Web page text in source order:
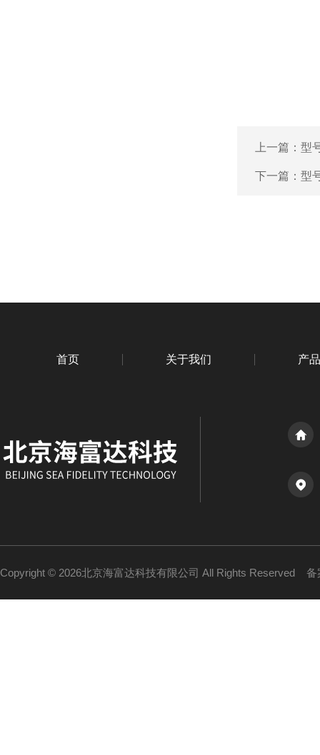
上一篇： 型
下一篇： 型
首页 关于我们 产
Copyright © 2026北京海富达科技有限公司 All Rights Reserved 备